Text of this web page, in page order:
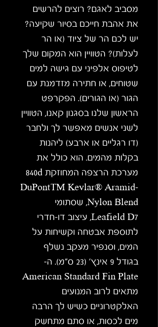
מסביב לאגם? רוצים להרשים
את אהבת חייכם בסיור שקיעה?
יש לכם הר של ציוד (או הר
לעלות)? הטוויין הוא המקום שלך
לטיפוס אלפיני עם גישה למים
שטוחים, או חתירה מזדמנת עם
הגור (או הגורים). הפקרפט
הראשון שלנו בסגנון קאנו, הטוויין
לשני אנשים מאפשר לך ולחבר
(דו רגליים או ארבע) ליהנות
בקלות מהמים. הוא כולל את
מערכת הרצפה המחוזקת 840d
DuPontTM Kevlar® Aramid-
Nylon Blend, שסתומי
Leafield D7, עיצוב דו-חדרי
לתוספת אבטחה וקשיחות על
המים, וסנפיר מעקב נשלף
בגודל 9 אינץ' (23 ס"מ). ה-
American Standard Fin Plate
מתאים לרוב המנועים
האלקטרוניים כשיש לך הרבה
מים לכסות, או סתם מתחשק